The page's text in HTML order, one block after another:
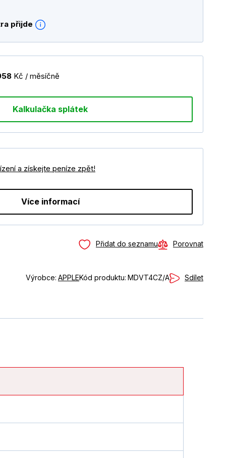
přijde
Kč / měsíčně
Kalkulačka splátek
a získejte peníze zpět!
Více informací
Přidat do seznamu Porovnat
Výrobce: APPLEKód produktu: MDVT4CZ/A Sdílet